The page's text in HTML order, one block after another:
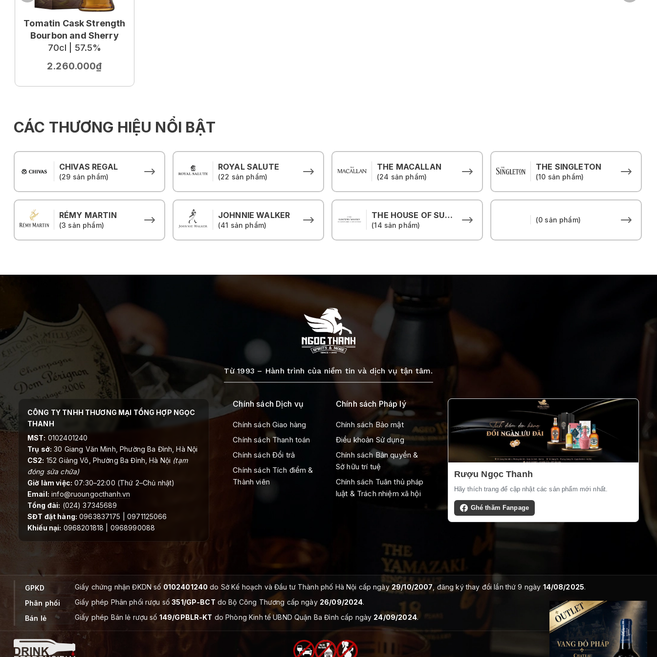
Tomatin Cask Strength
Bourbon and Sherry
70cl | 57.5%
2.260.000₫
CÁC THƯƠNG HIỆU NỔI BẬT
CHIVAS REGAL
(29 sản phẩm)
ROYAL SALUTE
(22 sản phẩm)
THE MACALLAN
(24 sản phẩm)
THE SINGLETON
(10 sản phẩm)
RÉMY MARTIN
(3 sản phẩm)
JOHNNIE WALKER
(41 sản phẩm)
THE HOUSE OF SUNTORY
(14 sản phẩm)
(0 sản phẩm)
Từ 1993 – Hành trình của niềm tin và dịch vụ tận tâm.
CÔNG TY TNHH THƯƠNG MẠI TỔNG HỢP NGỌC
THANH
MST: 0102401240
Trụ sở: 30 Giang Văn Minh, Phường Ba Đình, Hà Nội
CS2: 152 Giảng Võ, Phường Ba Đình, Hà Nội (tạm
đóng sửa chữa)
Giờ làm việc: 07:30–22:00 (Thứ 2–Chủ nhật)
Email: info@ruoungocthanh.vn
Tổng đài: (024) 37345689
SĐT đặt hàng: 0963837175 | 0971125066
Khiếu nại: 0968201818 | 0968990088
Chính sách Dịch vụ
Chính sách Giao hàng
Chính sách Thanh toán
Chính sách Đổi trả
Chính sách Tích điểm &
Thành viên
Chính sách Pháp lý
Chính sách Bảo mật
Điều khoản Sử dụng
Chính sách Bản quyền &
Sở hữu trí tuệ
Chính sách Tuân thủ pháp
luật & Trách nhiệm xã hội
Rượu Ngọc Thanh
Hãy thích trang để cập nhật các sản phẩm mới nhất.
Ghé thăm Fanpage
GPKD Giấy chứng nhận ĐKDN số 0102401240 do Sở Kế hoạch và Đầu tư Thành phố Hà Nội cấp ngày29/10/2007 , đăng ký thay đổi lần thứ 9 ngày 14/08/2025.
Phân phối
Giấy phép Phân phối rượu số351/GP-BCT do Bộ Công Thương cấp ngày 26/09/2024.
Bán lẻ
Giấy phép Bán lẻ rượu số 149/GPBLR-KT do Phòng Kinh tế UBND Quận Ba Đình cấp ngày 24/09/2024.